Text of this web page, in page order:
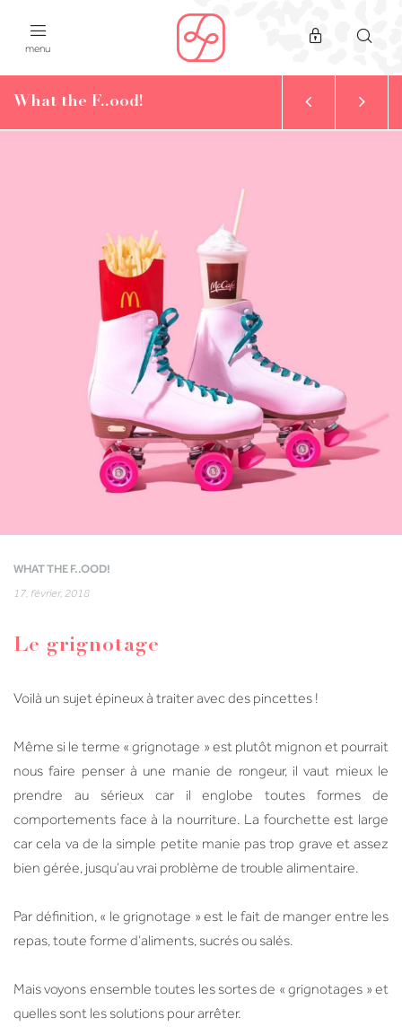
menu
What the F..ood!
WHAT THE F..OOD!
17, février, 2018
Le grignotage
Voilà un sujet épineux à traiter avec des pincettes !
Même si le terme « grignotage » est plutôt mignon et pourrait
nous faire penser à une manie de rongeur, il vaut mieux le
prendre au sérieux car il englobe toutes formes de
comportements face à la nourriture. La fourchette est large
car cela va de la simple petite manie pas trop grave et assez
bien gérée, jusqu’au vrai problème de trouble alimentaire.
Par définition, « le grignotage » est le fait de manger entre les
repas, toute forme d’aliments, sucrés ou salés.
Mais voyons ensemble toutes les sortes de « grignotages » et
quelles sont les solutions pour arrêter.